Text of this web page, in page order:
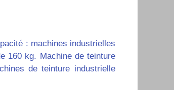
: machines industrielles
160 kg. Machine de teinture
de teinture industrielle